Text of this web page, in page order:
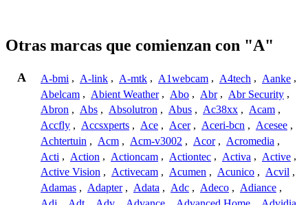
Otras marcas que comienzan con "A"
A A-bmi , A-link , A-mtk , A1webcam , A4tech , Aanke ,
Abelcam , Abient Weather , Abo , Abr , Abr Security ,
Abron , Abs , Absolutron , Abus , Ac38xx , Acam ,
Accfly , Accsxperts , Ace , Acer , Aceri-bcn , Acesee ,
Achtertuin , Acm , Acm-v3002 , Acor , Acromedia ,
Acti , Action , Actioncam , Actiontec , Activa , Active ,
Active Vision , Activecam , Acumen , Acunico , Acvil ,
Adamas , Adapter , Adata , Adc , Adeco , Adiance ,